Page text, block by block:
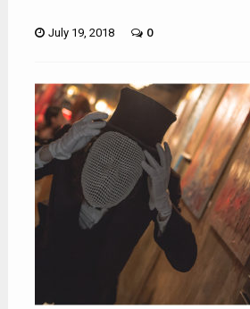
July 19, 2018 0